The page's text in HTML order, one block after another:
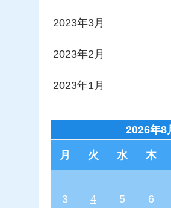
2023年3月
2023年2月
2023年1月
2026年8
月 火 水 木
3
4 5 6